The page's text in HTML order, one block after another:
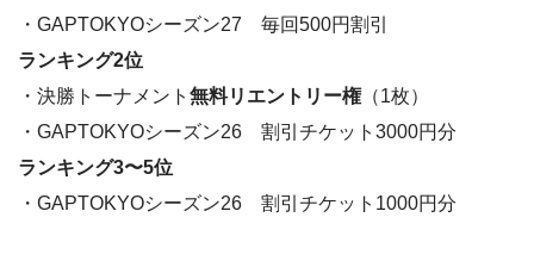
・GAPTOKYOシーズン27 毎回500円割引
ランキング2位
・決勝トーナメント 無料リエントリー権（1枚）
・GAPTOKYOシーズン26 割引チケット3000円分
ランキング3〜5位
・GAPTOKYOシーズン26 割引チケット1000円分